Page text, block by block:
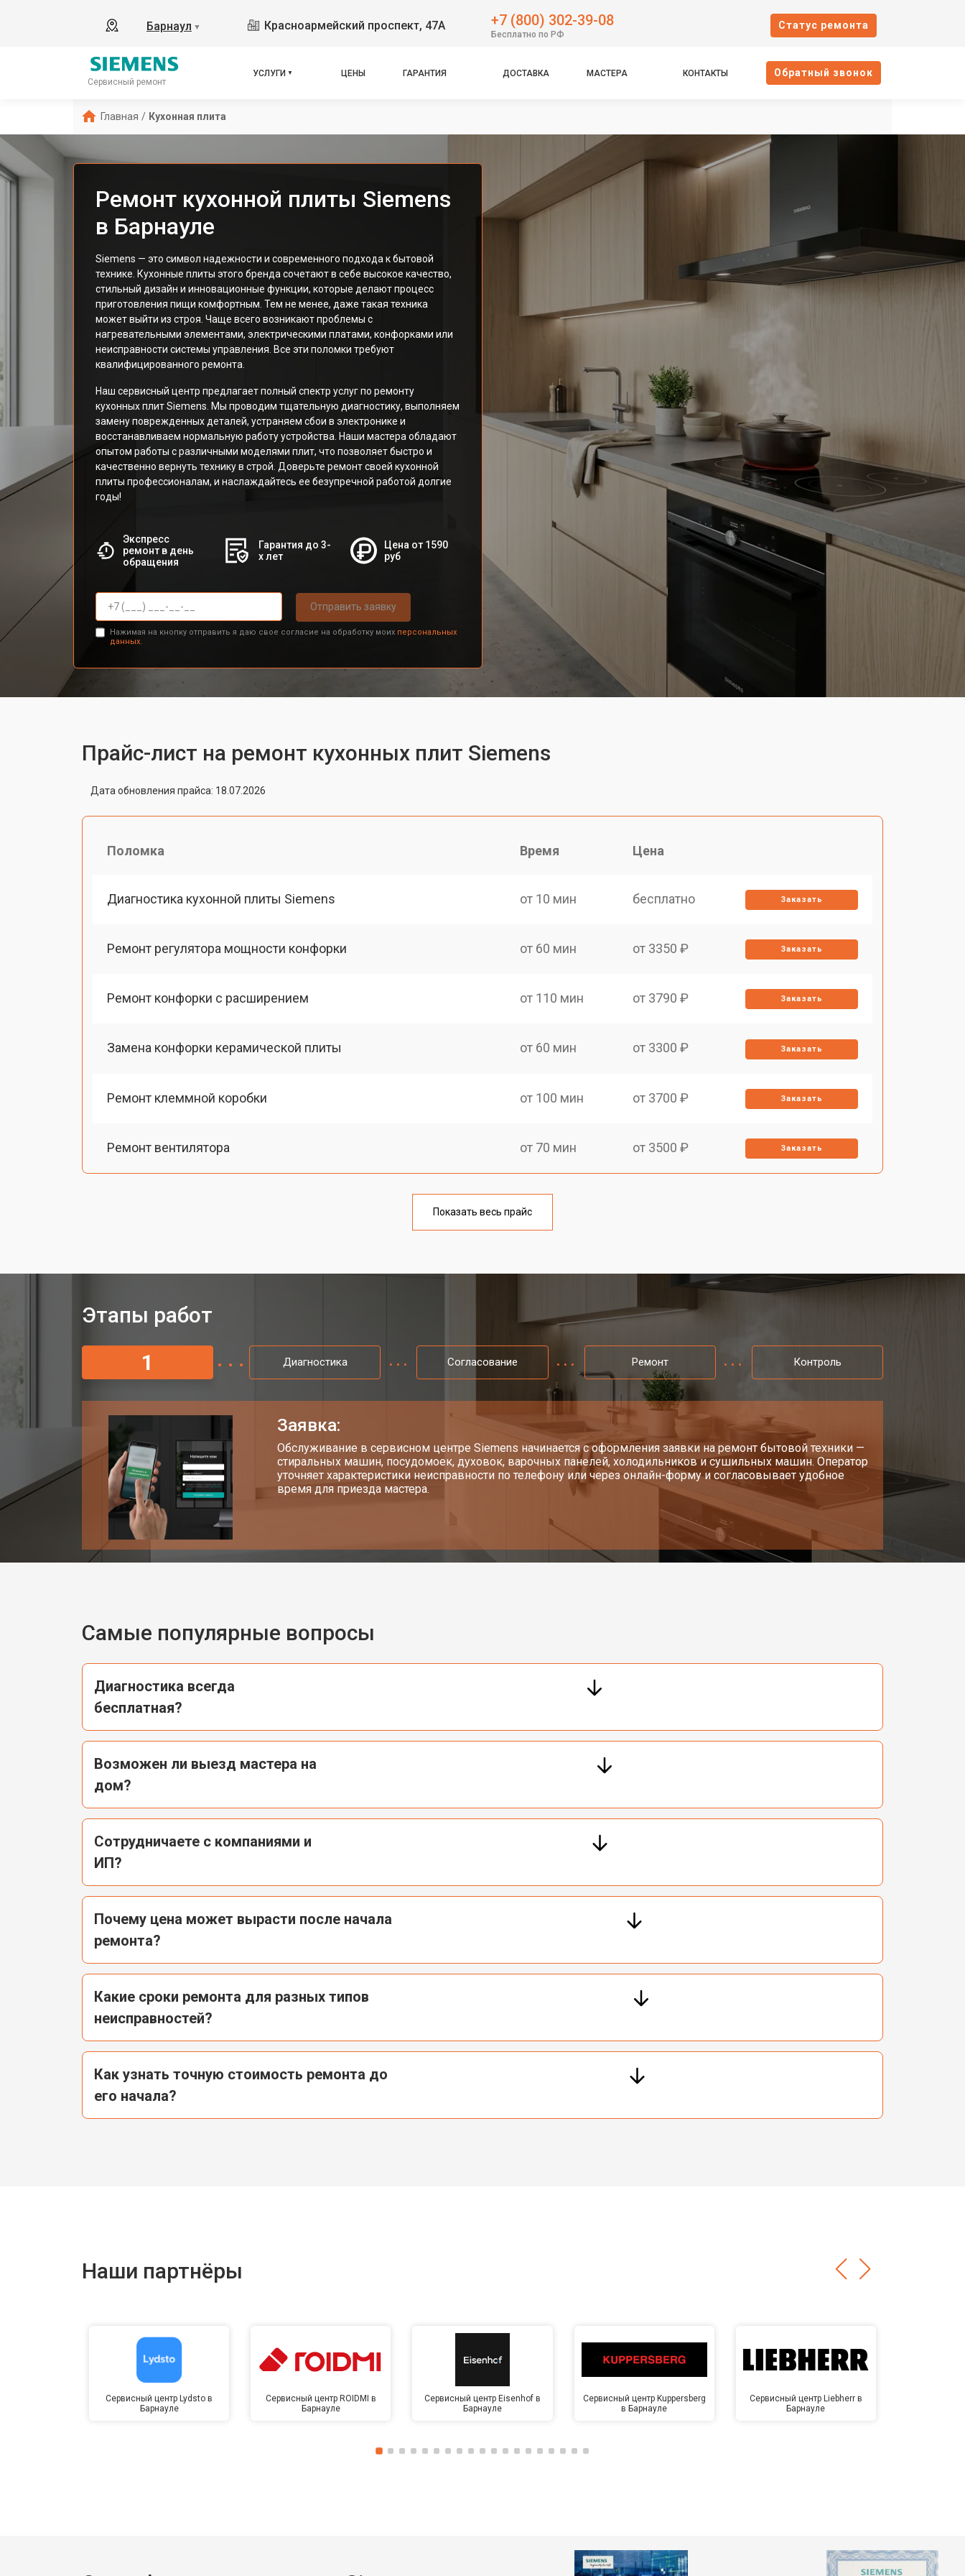
Барнаул ▼ Красноармейский проспект, 47А +7 (800) 302-39-08
Бесплатно по РФ
Cтатус ремонта
Сервисный ремонт
УСЛУГИ ЦЕНЫ ГАРАНТИЯ ДОСТАВКА МАСТЕРА КОНТАКТЫ Oбратный звонок
Главная / Кухонная плита
Ремонт кухонной плиты Siemens
в Барнауле
Siemens — это символ надежности и современного подхода к бытовой
технике. Кухонные плиты этого бренда сочетают в себе высокое качество,
стильный дизайн и инновационные функции, которые делают процесс
приготовления пищи комфортным. Тем не менее, даже такая техника
может выйти из строя. Чаще всего возникают проблемы с
нагревательными элементами, электрическими платами, конфорками или
неисправности системы управления. Все эти поломки требуют
квалифицированного ремонта.
Наш сервисный центр предлагает полный спектр услуг по ремонту
кухонных плит Siemens. Мы проводим тщательную диагностику, выполняем
замену поврежденных деталей, устраняем сбои в электронике и
восстанавливаем нормальную работу устройства. Наши мастера обладают
опытом работы с различными моделями плит, что позволяет быстро и
качественно вернуть технику в строй. Доверьте ремонт своей кухонной
плиты профессионалам, и наслаждайтесь ее безупречной работой долгие
годы!
Экспресс
ремонт в день
обращения
Гарантия до 3-
х лет
Цена от 1590
руб
Отправить заявку
Нажимая на кнопку отправить я даю свое согласие на обработку моих персональных
данных.
Прайс-лист на ремонт кухонных плит Siemens
Дата обновления прайса: 18.07.2026
Поломка Время Цена
Диагностика кухонной плиты Siemens от 10 мин бесплатно Заказать
Ремонт регулятора мощности конфорки от 60 мин от 3350 ₽ Заказать
Ремонт конфорки с расширением от 110 мин от 3790 ₽ Заказать
Замена конфорки керамической плиты от 60 мин от 3300 ₽ Заказать
Ремонт клеммной коробки от 100 мин от 3700 ₽ Заказать
Ремонт вентилятора от 70 мин от 3500 ₽ Заказать
от 120 мин
Замена таймера кухонной плиты Siemens от 60 мин от 3100 ₽ Заказать
от 90 мин от 3000 ₽
Ремонт электропроводки от 60 мин от 2750 ₽ Заказать
Замена лампы подсветки от 80 мин от 2590 ₽ Заказать
от 2600 ₽ Заказать
Показать весь прайс
Этапы работ
1
Диагностика Согласование Ремонт Контроль
Заявка:
Обслуживание в сервисном центре Siemens начинается с оформления заявки на ремонт бытовой техники —
стиральных машин, посудомоек, духовок, варочных панелей, холодильников и сушильных машин. Оператор
уточняет характеристики неисправности по телефону или через онлайн-форму и согласовывает удобное
время для приезда мастера.
Самые популярные вопросы
Диагностика всегда
бесплатная?
Возможен ли выезд мастера на
дом?
Сотрудничаете с компаниями и
ИП?
Почему цена может вырасти после начала
ремонта?
Какие сроки ремонта для разных типов
неисправностей?
Как узнать точную стоимость ремонта до
его начала?
Наши партнёры
Сервисный центр Lydsto в
Барнауле
Сервисный центр ROIDMI в
Барнауле
Сервисный центр Eisenhof в
Барнауле
Сервисный центр Kuppersberg
в Барнауле
Сервисный центр Liebherr в
Барнауле